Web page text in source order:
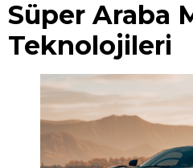
Süper Araba
Teknolojileri